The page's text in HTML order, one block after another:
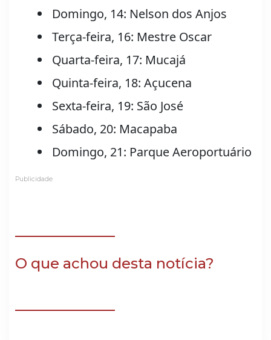
Domingo, 14: Nelson dos Anjos
Terça-feira, 16: Mestre Oscar
Quarta-feira, 17: Mucajá
Quinta-feira, 18: Açucena
Sexta-feira, 19: São José
Sábado, 20: Macapaba
Domingo, 21: Parque Aeroportuário
Publicidade
O que achou desta notícia?